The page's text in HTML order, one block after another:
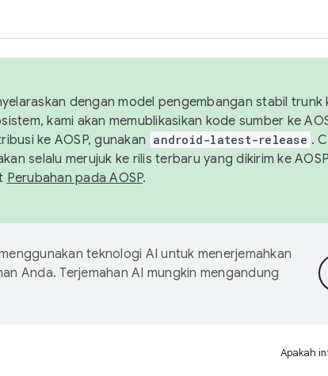
dengan model pengembangan stabil trunk
kami akan memublikasikan kode sumber ke
ke AOSP, gunakan android-latest-release .
selalu merujuk ke rilis terbaru yang dikirim ke
Perubahan pada AOSP.
teknologi AI untuk menerjemahkan
Anda. Terjemahan AI mungkin mengandung
Apakah